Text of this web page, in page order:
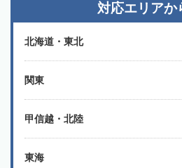
対応エリアか
北海道・東北
関東
甲信越・北陸
東海